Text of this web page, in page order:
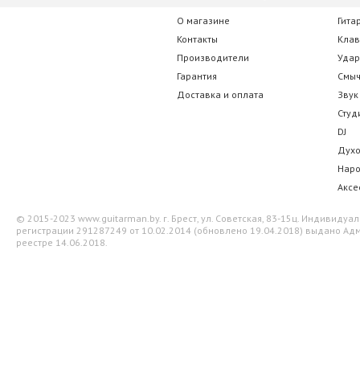
О магазине
Контакты
Производители
Гарантия
Доставка и оплата
Звук
DJ
© 2015-2023 www.guitarman.by. г. Брест, ул. Советская, 83-15ц.
регистрации 291287249 от 10.02.2014 (обновлено 19.04.2018) выдано
реестре 14.06.2018.